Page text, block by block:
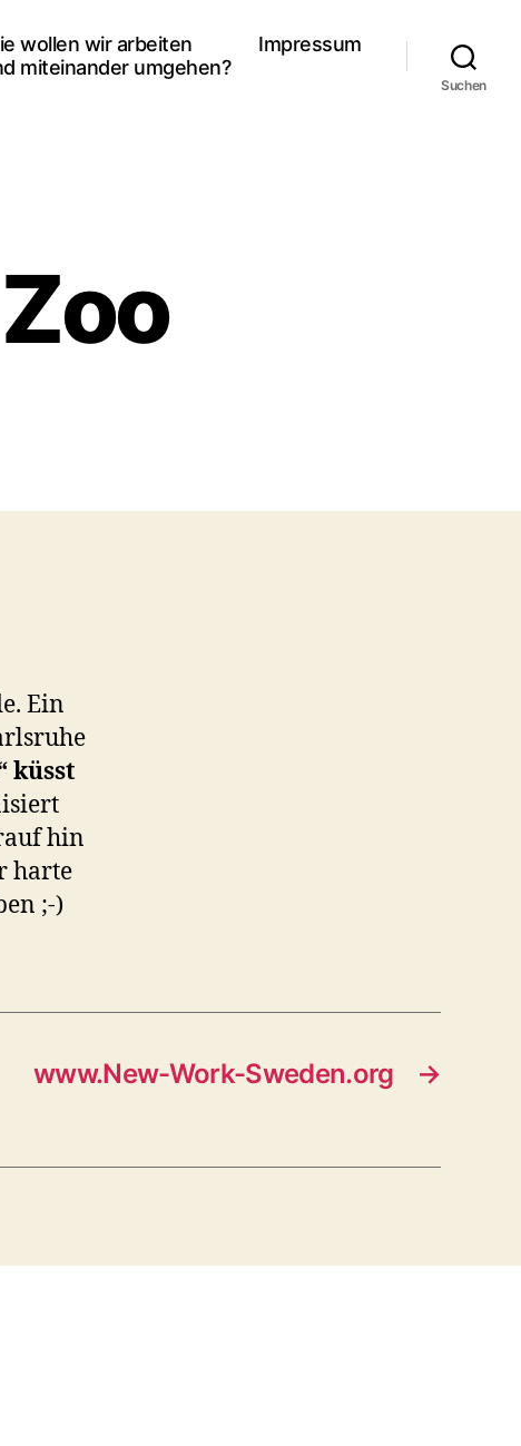
wollen wir arbeiten
miteinander umgehen?
Impressum
Suchen
Ein
küsst
hin
harte
;-)
→
www.New-Work-Sweden.org